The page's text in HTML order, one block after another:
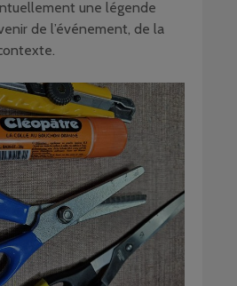
une légende
de l’événement, de la